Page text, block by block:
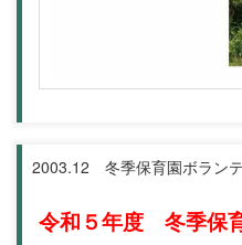
2003.12 冬季保育園ボラン
令和５年度 冬季保